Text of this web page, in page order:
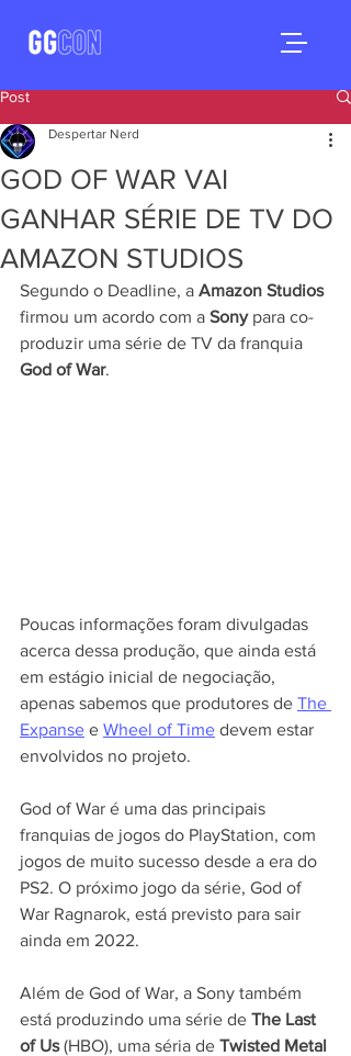
Post
GOD OF WAR VAI
GANHAR SÉRIE DE TV DO
AMAZON STUDIOS
Despertar Nerd
Segundo o Deadline, a Amazon Studios
firmou um acordo com a Sony para co-
produzir uma série de TV da franquia
God of War.
Poucas informações foram divulgadas
acerca dessa produção, que ainda está
em estágio inicial de negociação,
apenas sabemos que produtores de The
Expanse e Wheel of Time devem estar
envolvidos no projeto.
God of War é uma das principais
franquias de jogos do PlayStation, com
jogos de muito sucesso desde a era do
PS2. O próximo jogo da série, God of
War Ragnarok, está previsto para sair
ainda em 2022.
Além de God of War, a Sony também
está produzindo uma série de The Last
of Us (HBO), uma séria de Twisted Metal